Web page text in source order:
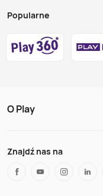
Popularne
O Play
Znajdź nas na